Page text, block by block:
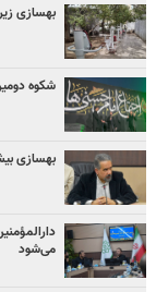
بهسازی
شکوه
بهسازی بیش از ۲ هزار مترمربع
می‌شود